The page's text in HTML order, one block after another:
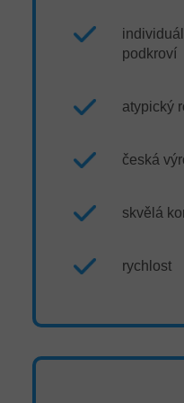
podkroví
atypický
česká
skvělá
rychlost